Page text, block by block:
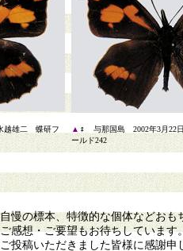
越雄二 蝶研フ
▲ ♀ 与那国島 2002年3月22
ールド242
の標本、特徴的な個体などお
感想・ご要望もお待ちしています
投稿いただきました皆様に感謝